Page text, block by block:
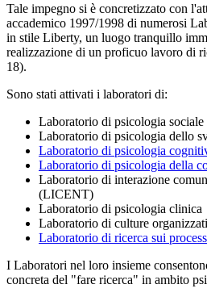
Tale impegno si è concretizzato con
accademico 1997/1998 di numerosi
in stile Liberty, un luogo tranquillo
realizzazione di un proficuo lavoro di
18).
Sono stati attivati i laboratori di:
Laboratorio di psicologia sociale
Laboratorio di psicologia dello
Laboratorio di psicologia
Laboratorio di psicologia della
Laboratorio di interazione
(LICENT)
Laboratorio di psicologia clinica
Laboratorio di culture
Laboratorio di ricerca sui
I Laboratori nel loro insieme
concreta del "fare ricerca" in ambito